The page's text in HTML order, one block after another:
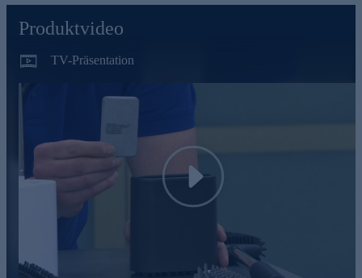
einfache Montage
gründlich und schonend
langlebig und pflegeleicht
Produktvideo
TV-Präsentation
Play